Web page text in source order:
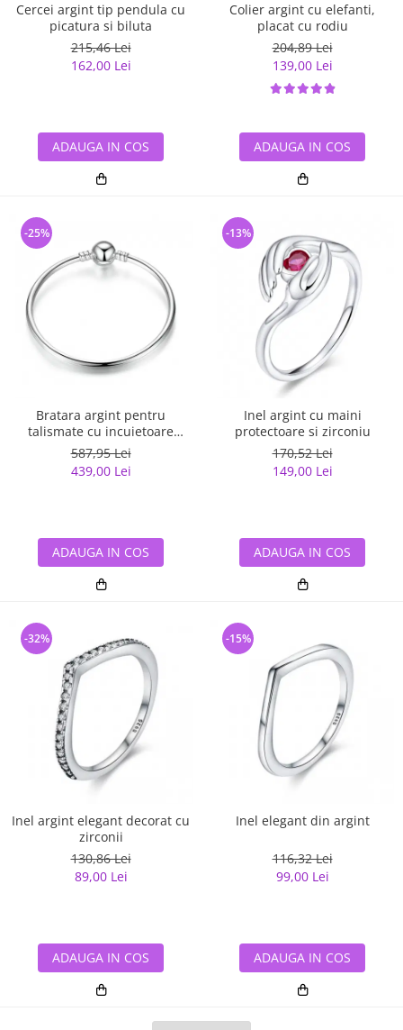
Cercei argint tip pendula cu
picatura si biluta
215,46 Lei
162,00 Lei
ADAUGA IN COS
Colier argint cu elefanti,
placat cu rodiu
204,89 Lei
139,00 Lei
ADAUGA IN COS
Bratara argint pentru
talismate cu incuietoare
sferica
587,95 Lei
439,00 Lei
-25%
ADAUGA IN COS
Inel argint cu maini
protectoare si zirconiu
170,52 Lei
149,00 Lei
-13%
ADAUGA IN COS
Inel argint elegant decorat cu
zirconii
130,86 Lei
89,00 Lei
-32%
ADAUGA IN COS
Inel elegant din argint
116,32 Lei
99,00 Lei
-15%
ADAUGA IN COS